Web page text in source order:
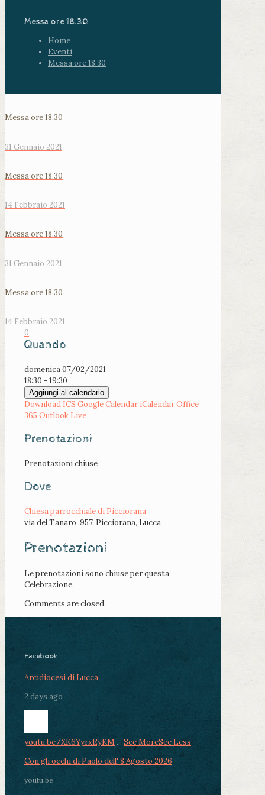
Messa ore 18.30
Home
Eventi
Messa ore 18.30
Messa ore 18.30
31 Gennaio 2021
Messa ore 18.30
14 Febbraio 2021
Messa ore 18.30
31 Gennaio 2021
Messa ore 18.30
14 Febbraio 2021
0
Quando
domenica 07/02/2021
18:30 - 19:30
Aggiungi al calendario
Download ICS Google Calendar iCalendarOffice
365 Outlook Live
Prenotazioni
Prenotazioni chiuse
Dove
Chiesa parrocchiale di Picciorana
via del Tanaro, 957, Picciorana, Lucca
Prenotazioni
Le prenotazioni sono chiuse per questa
Celebrazione.
Comments are closed.
Facebook
Arcidiocesi di Lucca
2 days ago
youtu.be/XK6YyrxEyKM ... See MoreSee Less
Con gli occhi di Paolo dell' 8 Agosto 2026
youtu.be